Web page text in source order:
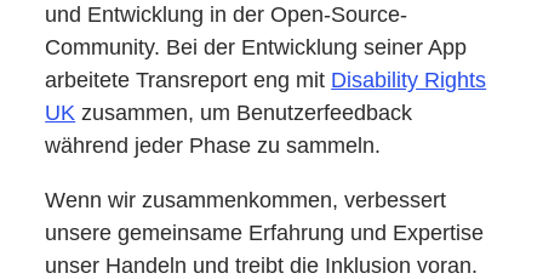
und Entwicklung in der Open-Source-
Community. Bei der Entwicklung seiner App
arbeitete Transreport eng mit Disability Rights
UK zusammen, um Benutzerfeedback
während jeder Phase zu sammeln.
Wenn wir zusammenkommen, verbessert
unsere gemeinsame Erfahrung und Expertise
unser Handeln und treibt die Inklusion voran.